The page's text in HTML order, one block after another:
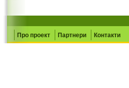
Про проект Партнери Контакти